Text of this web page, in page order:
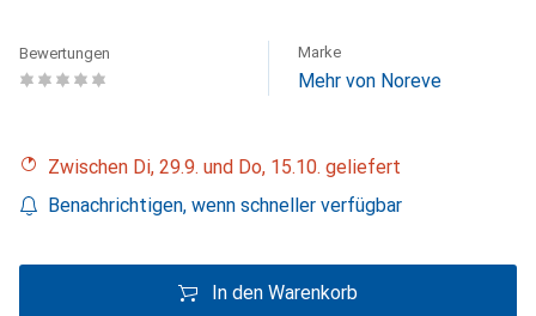
Bewertungen Marke
Mehr von Noreve
Zwischen Di, 29.9. und Do, 15.10. geliefert
Benachrichtigen, wenn schneller verfügbar
In den Warenkorb